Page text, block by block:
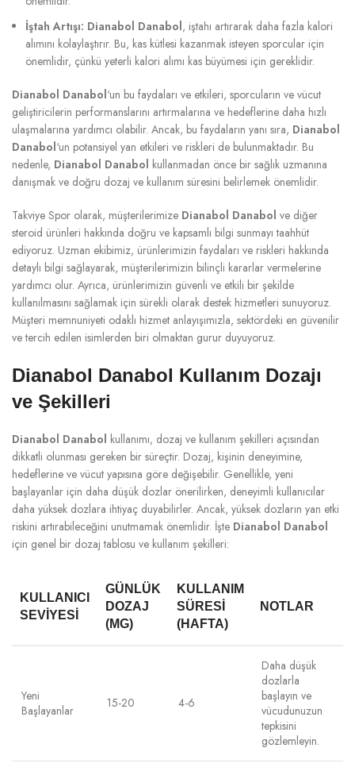
İştah Artışı: Dianabol Danabol, iştahı artırarak daha fazla kalori
alımını kolaylaştırır. Bu, kas kütlesi kazanmak isteyen sporcular için
önemlidir, çünkü yeterli kalori alımı kas büyümesi için gereklidir.
Dianabol Danabol‘un bu faydaları ve etkileri, sporcuların ve vücut
geliştiricilerin performanslarını artırmalarına ve hedeflerine daha hızlı
ulaşmalarına yardımcı olabilir. Ancak, bu faydaların yanı sıra, Dianabol
Danabol‘un potansiyel yan etkileri ve riskleri de bulunmaktadır. Bu
nedenle, Dianabol Danabol kullanmadan önce bir sağlık uzmanına
danışmak ve doğru dozaj ve kullanım süresini belirlemek önemlidir.
Takviye Spor olarak, müşterilerimize Dianabol Danabol ve diğer
steroid ürünleri hakkında doğru ve kapsamlı bilgi sunmayı taahhüt
ediyoruz. Uzman ekibimiz, ürünlerimizin faydaları ve riskleri hakkında
detaylı bilgi sağlayarak, müşterilerimizin bilinçli kararlar vermelerine
yardımcı olur. Ayrıca, ürünlerimizin güvenli ve etkili bir şekilde
kullanılmasını sağlamak için sürekli olarak destek hizmetleri sunuyoruz.
Müşteri memnuniyeti odaklı hizmet anlayışımızla, sektördeki en güvenilir
ve tercih edilen isimlerden biri olmaktan gurur duyuyoruz.
Dianabol Danabol Kullanım Dozajı
ve Şekilleri
Dianabol Danabol kullanımı, dozaj ve kullanım şekilleri açısından
dikkatli olunması gereken bir süreçtir. Dozaj, kişinin deneyimine,
hedeflerine ve vücut yapısına göre değişebilir. Genellikle, yeni
başlayanlar için daha düşük dozlar önerilirken, deneyimli kullanıcılar
daha yüksek dozlara ihtiyaç duyabilirler. Ancak, yüksek dozların yan etki
riskini artırabileceğini unutmamak önemlidir. İşte Dianabol Danabol
için genel bir dozaj tablosu ve kullanım şekilleri:
KULLANICI
SEVIYESI
GÜNLÜK
DOZAJ
(MG)
KULLANIM
SÜRESI
(HAFTA)
NOTLAR
Yeni
Başlayanlar
15-20 4-6
Daha düşük
dozlarla
başlayın ve
vücudunuzun
tepkisini
gözlemleyin.